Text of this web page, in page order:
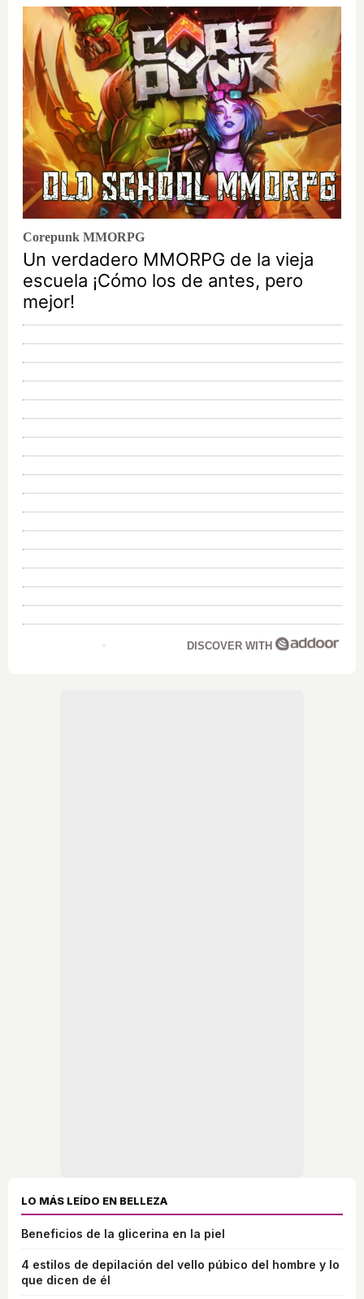
Corepunk MMORPG
Un verdadero MMORPG de la vieja
escuela ¡Cómo los de antes, pero
mejor!
DISCOVER WITH
LO MÁS LEÍDO EN BELLEZA
Beneficios de la glicerina en la piel
4 estilos de depilación del vello púbico del hombre y lo
que dicen de él